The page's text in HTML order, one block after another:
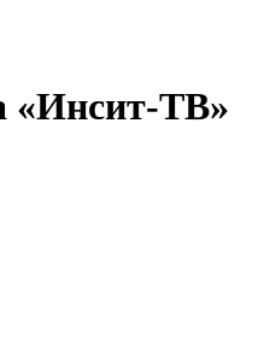
«Инсит-ТВ»